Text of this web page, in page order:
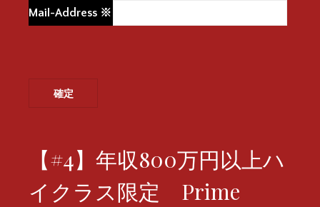
Mail-Address ※
【#4】年収800万円以上ハ
イクラス限定 Prime